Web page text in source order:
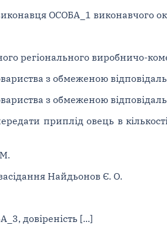
ОСОБА_1 виконавчого
регіонального виробничо-
з обмеженою
з обмеженою
приплід овець в
Найдьонов Є. О.
довіреність [...]